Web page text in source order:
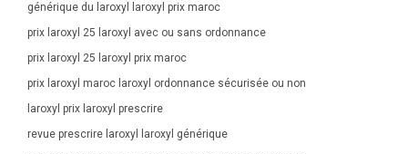
générique du laroxyl laroxyl prix maroc
prix laroxyl 25 laroxyl avec ou sans ordonnance
prix laroxyl 25 laroxyl prix maroc
prix laroxyl maroc laroxyl ordonnance sécurisée ou non
laroxyl prix laroxyl prescrire
revue prescrire laroxyl laroxyl générique